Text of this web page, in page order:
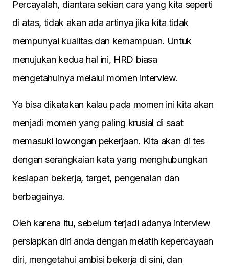
Percayalah, diantara sekian cara yang kita seperti
di atas, tidak akan ada artinya jika kita tidak
mempunyai kualitas dan kemampuan. Untuk
menujukan kedua hal ini, HRD biasa
mengetahuinya melalui momen interview.
Ya bisa dikatakan kalau pada momen ini kita akan
menjadi momen yang paling krusial di saat
memasuki lowongan pekerjaan. Kita akan di tes
dengan serangkaian kata yang menghubungkan
kesiapan bekerja, target, pengenalan dan
berbagainya.
Oleh karena itu, sebelum terjadi adanya interview
persiapkan diri anda dengan melatih kepercayaan
diri, mengetahui ambisi bekerja di sini, dan